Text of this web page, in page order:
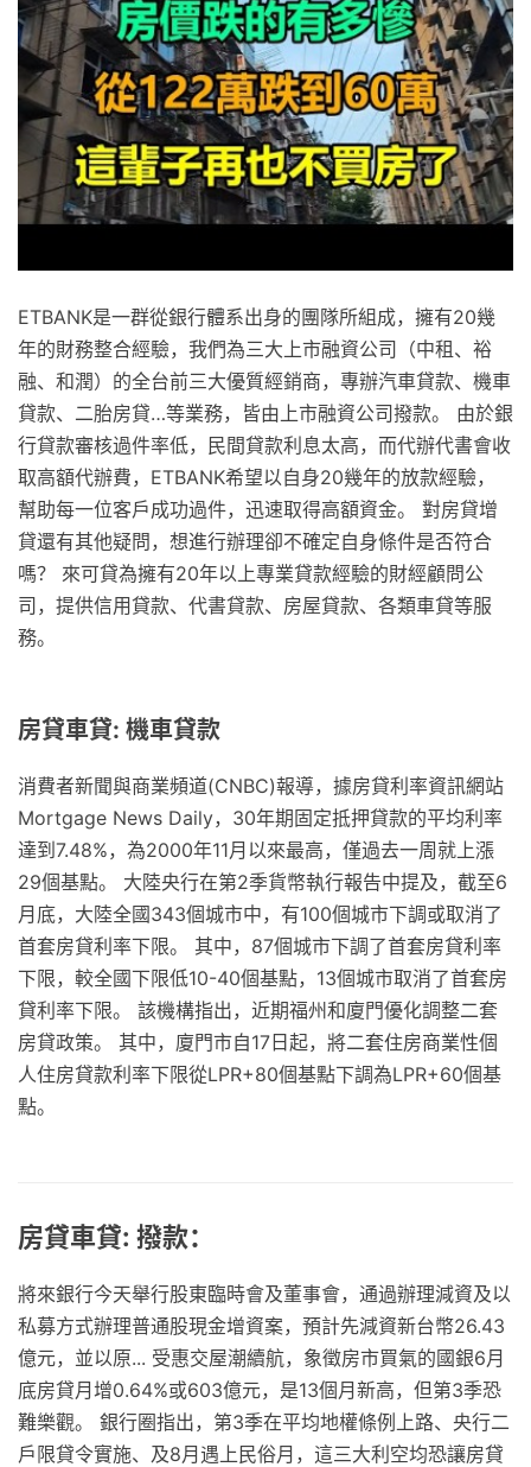
ETBANK是一群從銀行體系出身的團隊所組成，擁有20幾
年的財務整合經驗，我們為三大上市融資公司（中租、裕
融、和潤）的全台前三大優質經銷商，專辦汽車貸款、機車
貸款、二胎房貸…等業務，皆由上市融資公司撥款。 由於銀
行貸款審核過件率低，民間貸款利息太高，而代辦代書會收
取高額代辦費，ETBANK希望以自身20幾年的放款經驗，
幫助每一位客戶成功過件，迅速取得高額資金。 對房貸增
貸還有其他疑問，想進行辦理卻不確定自身條件是否符合
嗎？ 來可貸為擁有20年以上專業貸款經驗的財經顧問公
司，提供信用貸款、代書貸款、房屋貸款、各類車貸等服
務。
房貸車貸: 機車貸款
消費者新聞與商業頻道(CNBC)報導，據房貸利率資訊網站
Mortgage News Daily，30年期固定抵押貸款的平均利率
達到7.48%，為2000年11月以來最高，僅過去一周就上漲
29個基點。 大陸央行在第2季貨幣執行報告中提及，截至6
月底，大陸全國343個城市中，有100個城市下調或取消了
首套房貸利率下限。 其中，87個城市下調了首套房貸利率
下限，較全國下限低10-40個基點，13個城市取消了首套房
貸利率下限。 該機構指出，近期福州和廈門優化調整二套
房貸政策。 其中，廈門市自17日起，將二套住房商業性個
人住房貸款利率下限從LPR+80個基點下調為LPR+60個基
點。
房貸車貸: 撥款：
將來銀行今天舉行股東臨時會及董事會，通過辦理減資及以
私募方式辦理普通股現金增資案，預計先減資新台幣26.43
億元，並以原... 受惠交屋潮續航，象徵房市買氣的國銀6月
底房貸月增0.64%或603億元，是13個月新高，但第3季恐
難樂觀。 銀行圈指出，第3季在平均地權條例上路、央行二
戶限貸令實施、及8月遇上民俗月，這三大利空均恐讓房貸